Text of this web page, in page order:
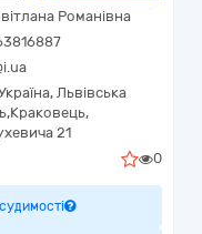
Романівна
, Львівська
Краковець,
21
0